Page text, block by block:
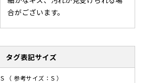
合がございます。
タグ表記サイズ
S （ 参考サイズ：S ）